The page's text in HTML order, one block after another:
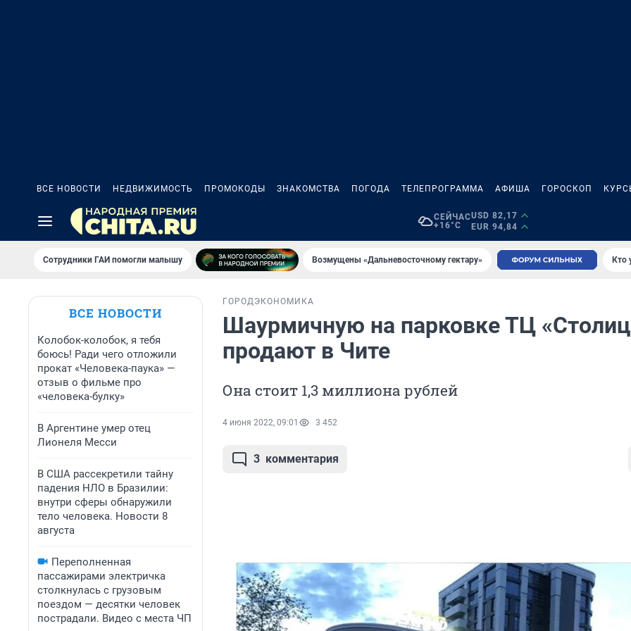
ВСЕ НОВОСТИ НЕДВИЖИМОСТЬ ПРОМОКОДЫ ЗНАКОМСТВА ПОГОДА ТЕЛЕПРОГРАММА АФИША ГОРОСКОП
СЕЙЧАС
+16°C
USD 82,17
EUR 94,84
Сотрудники ГАИ помогли малышу Возмущены «Дальневосточному гектару» Кто
ВСЕ НОВОСТИ
Колобок-колобок, я тебя
боюсь! Ради чего отложили
прокат «Человека-паука» —
отзыв о фильме про
«человека-булку»
В Аргентине умер отец
Лионеля Месси
В США рассекретили тайну
падения НЛО в Бразилии:
внутри сферы обнаружили
тело человека. Новости 8
августа
Переполненная
пассажирами электричка
столкнулась с грузовым
поездом — десятки человек
пострадали. Видео с места ЧП
ГОРОДЭКОНОМИКА
Шаурмичную на парковке ТЦ
продают в Чите
Она стоит 1,3 миллиона рублей
4 июня 2022, 09:01 3 452
3 комментария